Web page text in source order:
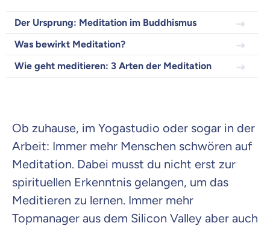
Der Ursprung: Meditation im Buddhismus
Was bewirkt Meditation?
Wie geht meditieren: 3 Arten der Meditation
Ob zuhause, im Yogastudio oder sogar in der
Arbeit: Immer mehr Menschen schwören auf
Meditation. Dabei musst du nicht erst zur
spirituellen Erkenntnis gelangen, um das
Meditieren zu lernen. Immer mehr
Topmanager aus dem Silicon Valley aber auch
Wozu dürfen wir dich beraten?
Versicherungsprodukt wählen
Krankenvoll
Versicherung